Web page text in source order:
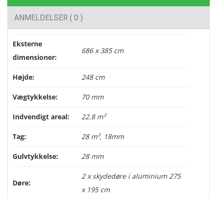
ANMELDELSER ( 0 )
Eksterne
dimensioner:
686 x 385 cm
Højde: 248 cm
Vægtykkelse: 70 mm
Indvendigt areal: 22.8 m²
Tag: 28 m², 18mm
Gulvtykkelse: 28 mm
Døre:
2 x skydedøre i aluminium 275
x 195 cm